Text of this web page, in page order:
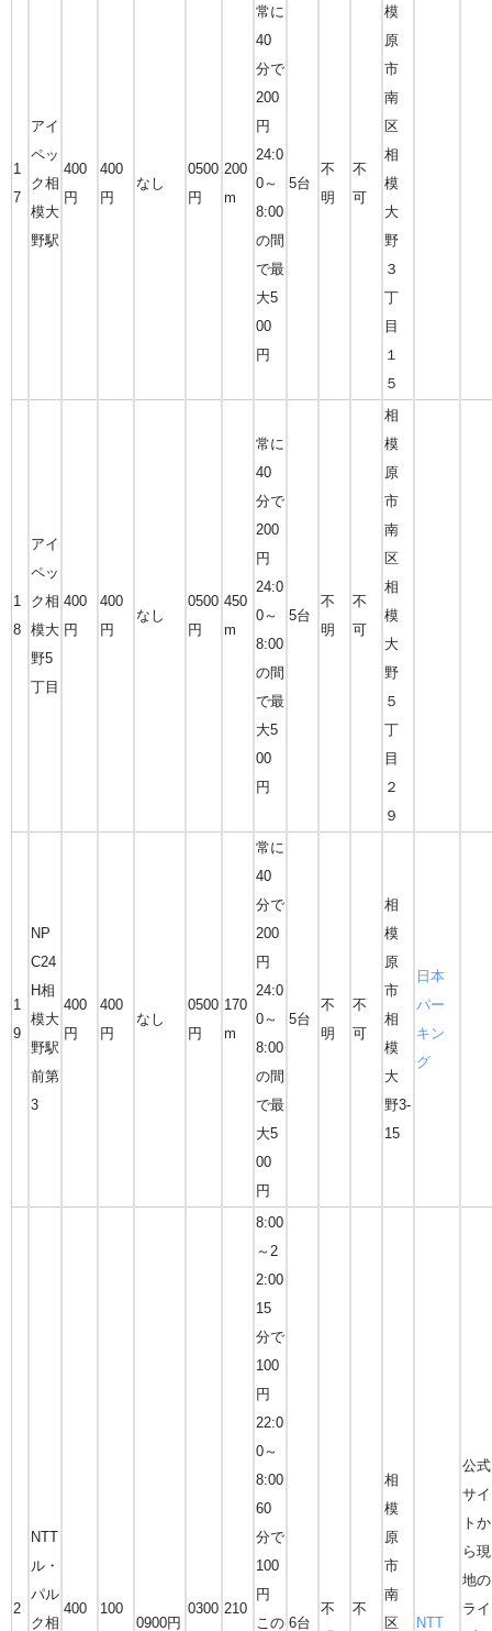
1
7
アイ
ペッ
ク相
模大
野駅
400
円
400
円
なし
0500
円
200
m
常に
40
分で
200
円
24:0
0～
8:00
の間
で最
大5
00
円
5台
不
明
不
可
模
原
市
南
区
相
模
大
野
３
丁
目
１
５
1
8
アイ
ペッ
ク相
模大
野5
丁目
400
円
400
円
なし
0500
円
450
m
常に
40
分で
200
円
24:0
0～
8:00
の間
で最
大5
00
円
5台
不
明
不
可
相
模
原
市
南
区
相
模
大
野
５
丁
目
２
９
1
9
NP
C24
H相
模大
野駅
前第
3
400
円
400
円
なし
0500
円
170
m
常に
40
分で
200
円
24:0
0～
8:00
の間
で最
大5
00
円
5台
不
明
不
可
相
模
原
市
相
模
大
野3-
15
日本
パー
キン
グ
2
NTT
ル・
パル
ク相
400
100
0900円
0300 210
8:00
～2
2:00
15
分で
100
円
22:0
0～
8:00
60
分で
100
円
この 6台
不
不
相
模
原
市
南
区
NTT
公式
サイ
トか
ら現
地の
ライ